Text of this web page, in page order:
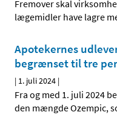
Fremover skal
lægemidler have lagre
Apotekernes
begrænset til tre
| 1. juli 2024 |
Fra og med 1. juli 2024
den mængde Ozempic,